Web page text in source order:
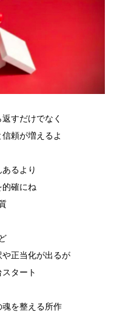
すだけでなく
信頼が増えるよ
るより
確にね
や正当化が出るが
タート
を整える所作